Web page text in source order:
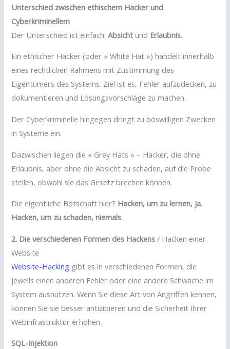
Unterschied zwischen ethischem Hacker und
Cyberkriminellem
Der Unterschied ist einfach:Absicht und Erlaubnis.
Ein ethischer Hacker (oder « White Hat ») handelt innerhalb
eines rechtlichen Rahmens mit Zustimmung des
Eigentümers des Systems. Ziel ist es, Fehler aufzudecken, zu
dokumentieren und Lösungsvorschläge zu machen.
Der Cyberkriminelle hingegen dringt zu böswilligen Zwecken
in Systeme ein.
Dazwischen liegen die « Grey Hats » – Hacker, die ohne
Erlaubnis, aber ohne die Absicht zu schaden, auf die Probe
stellen, obwohl sie das Gesetz brechen können.
Die eigentliche Botschaft hier? Hacken, um zu lernen, ja.
Hacken, um zu schaden, niemals.
2. Die verschiedenen Formen des Hackens / Hacken einer
Website
Website-Hacking gibt es in verschiedenen Formen, die
jeweils einen anderen Fehler oder eine andere Schwäche im
System ausnutzen. Wenn Sie diese Art von Angriffen kennen,
können Sie sie besser antizipieren und die Sicherheit Ihrer
Webinfrastruktur erhöhen.
SQL-Injektion